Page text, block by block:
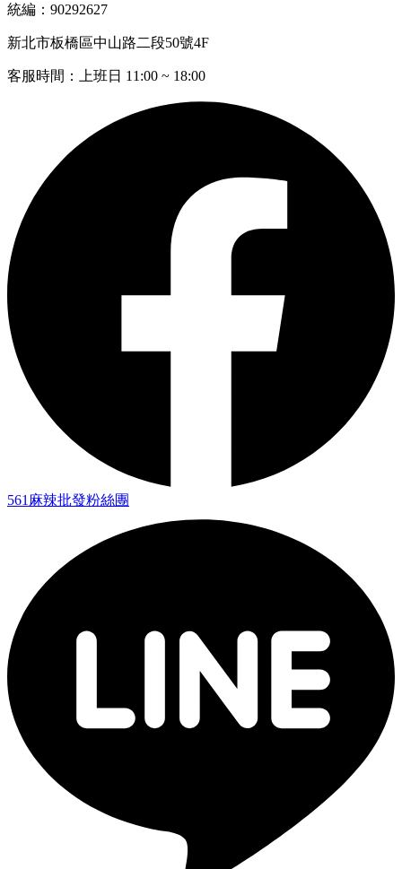
統編：90292627
新北市板橋區中山路二段50號4F
客服時間：上班日 11:00 ~ 18:00
561麻辣批發粉絲團